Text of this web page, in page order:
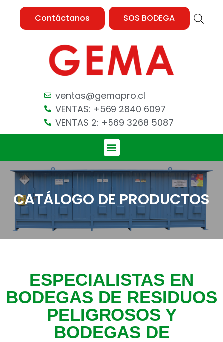
Contáctanos SOS BODEGA
ventas@gemapro.cl
VENTAS: +569 2840 6097
VENTAS 2: +569 3268 5087
CATÁLOGO DE PRODUCTOS
ESPECIALISTAS EN
BODEGAS DE RESIDUOS
PELIGROSOS Y
BODEGAS DE